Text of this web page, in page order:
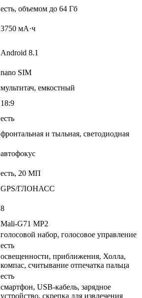
есть, объемом до 64 Гб
3750 мА·ч
Android 8.1
nano SIM
мультитач, емкостный
18:9
есть
фронтальная и тыльная, светодиодная
автофокус
есть, 20 МП
GPS/ГЛОНАСС
8
Mali-G71 MP2
голосовой набор, голосовое управление
есть
освещенности, приближения, Холла,
компас, считывание отпечатка пальца
есть
смартфон, USB-кабель, зарядное
устройство, скрепка для извлечения